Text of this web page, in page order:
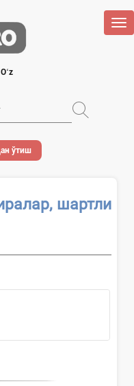
Oʻz
ўтиш
шартли